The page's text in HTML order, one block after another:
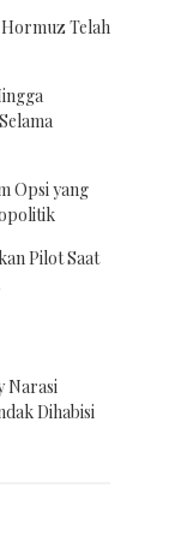
Telah
Opsi yang
Pilot Saat
Narasi
Dihabisi